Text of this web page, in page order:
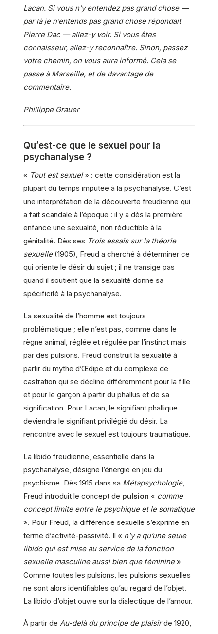
Lacan. Si vous n’y entendez pas grand chose —
par là je n’entends pas grand chose répondait
Pierre Dac — allez-y voir. Si vous êtes
connaisseur, allez-y reconnaître. Sinon, passez
votre chemin, on vous aura informé. Cela se
passe à Marseille, et de davantage de
commentaire.
Phillippe Grauer
Qu’est-ce que le sexuel pour la
psychanalyse ?
« Tout est sexuel» : cette considération est la
plupart du temps imputée à la psychanalyse. C’est
une interprétation de la découverte freudienne qui
a fait scandale à l’époque : il y a dès la première
enfance une sexualité, non réductible à la
génitalité. Dès ses Trois essais sur la théorie
sexuelle(1905), Freud a cherché à déterminer ce
qui oriente le désir du sujet ; il ne transige pas
quand il soutient que la sexualité donne sa
spécificité à la psychanalyse.
La sexualité de l’homme est toujours
problématique ; elle n’est pas, comme dans le
règne animal, réglée et régulée par l’instinct mais
par des pulsions. Freud construit la sexualité à
partir du mythe d’Œdipe et du complexe de
castration qui se décline différemment pour la fille
et pour le garçon à partir du phallus et de sa
signification. Pour Lacan, le signifiant phallique
deviendra le signifiant privilégié du désir. La
rencontre avec le sexuel est toujours traumatique.
La libido freudienne, essentielle dans la
psychanalyse, désigne l’énergie en jeu du
psychisme. Dès 1915 dans sa Métapsychologie,
Freud introduit le concept de pulsion « comme
concept limite entre le psychique et le somatique
». Pour Freud, la différence sexuelle s’exprime en
terme d’activité-passivité. Il « n’y a qu’une seule
libido qui est mise au service de la fonction
sexuelle masculine aussi bien que féminine».
Comme toutes les pulsions, les pulsions sexuelles
ne sont alors identifiables qu’au regard de l’objet.
La libido d’objet ouvre sur la dialectique de l’amour.
À partir de Au-delà du principe de plaisirde 1920,